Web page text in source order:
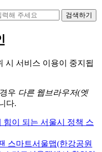
검색하기
시 서비스 이용이 중지됩
우 다른 웹브라우저(엣
다.